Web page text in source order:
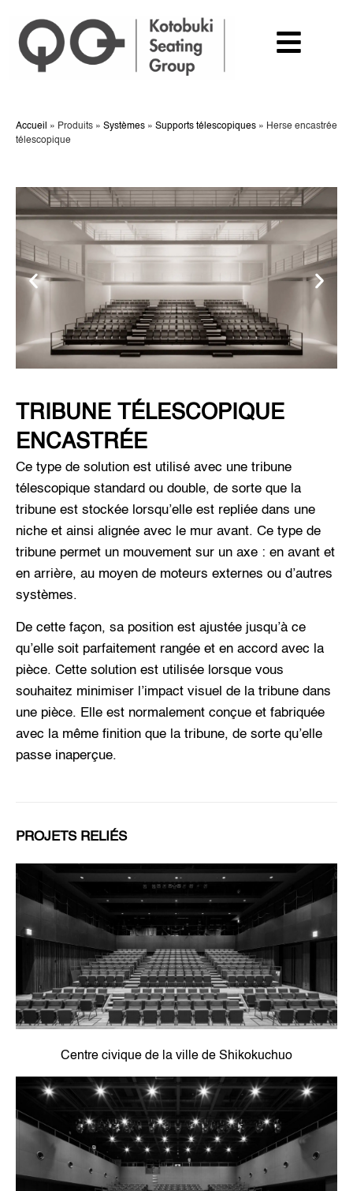
Accueil » Produits » Systèmes » Supports télescopiques » Herse encastrée
télescopique
TRIBUNE TÉLESCOPIQUE
ENCASTRÉE
Ce type de solution est utilisé avec une tribune
télescopique standard ou double, de sorte que la
tribune est stockée lorsqu’elle est repliée dans une
niche et ainsi alignée avec le mur avant. Ce type de
tribune permet un mouvement sur un axe : en avant et
en arrière, au moyen de moteurs externes ou d’autres
systèmes.
De cette façon, sa position est ajustée jusqu’à ce
qu’elle soit parfaitement rangée et en accord avec la
pièce. Cette solution est utilisée lorsque vous
souhaitez minimiser l’impact visuel de la tribune dans
une pièce. Elle est normalement conçue et fabriquée
avec la même finition que la tribune, de sorte qu’elle
passe inaperçue.
PROJETS RELIÉS
Centre civique de la ville de Shikokuchuo